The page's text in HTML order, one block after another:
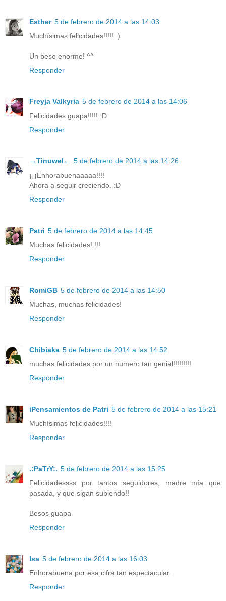
Esther 5 de febrero de 2014 a las 14:03
Muchísimas felicidades!!!!! :)
Un beso enorme! ^^
Responder
Freyja Valkyria 5 de febrero de 2014 a las 14:06
Felicidades guapa!!!!! :D
Responder
→Tinuwel← 5 de febrero de 2014 a las 14:26
¡¡¡Enhorabuenaaaaa!!!!
Ahora a seguir creciendo. :D
Responder
Patri 5 de febrero de 2014 a las 14:45
Muchas felicidades! !!!
Responder
RomiGB 5 de febrero de 2014 a las 14:50
Muchas, muchas felicidades!
Responder
Chibiaka 5 de febrero de 2014 a las 14:52
muchas felicidades por un numero tan genial!!!!!!!!!
Responder
iPensamientos de Patri 5 de febrero de 2014 a las 15:21
Muchísimas felicidades!!!!
Responder
.:PaTrY:. 5 de febrero de 2014 a las 15:25
Felicidadessss por tantos seguidores, madre mía que
pasada, y que sigan subiendo!!
Besos guapa
Responder
Isa 5 de febrero de 2014 a las 16:03
Enhorabuena por esa cifra tan espectacular.
Responder